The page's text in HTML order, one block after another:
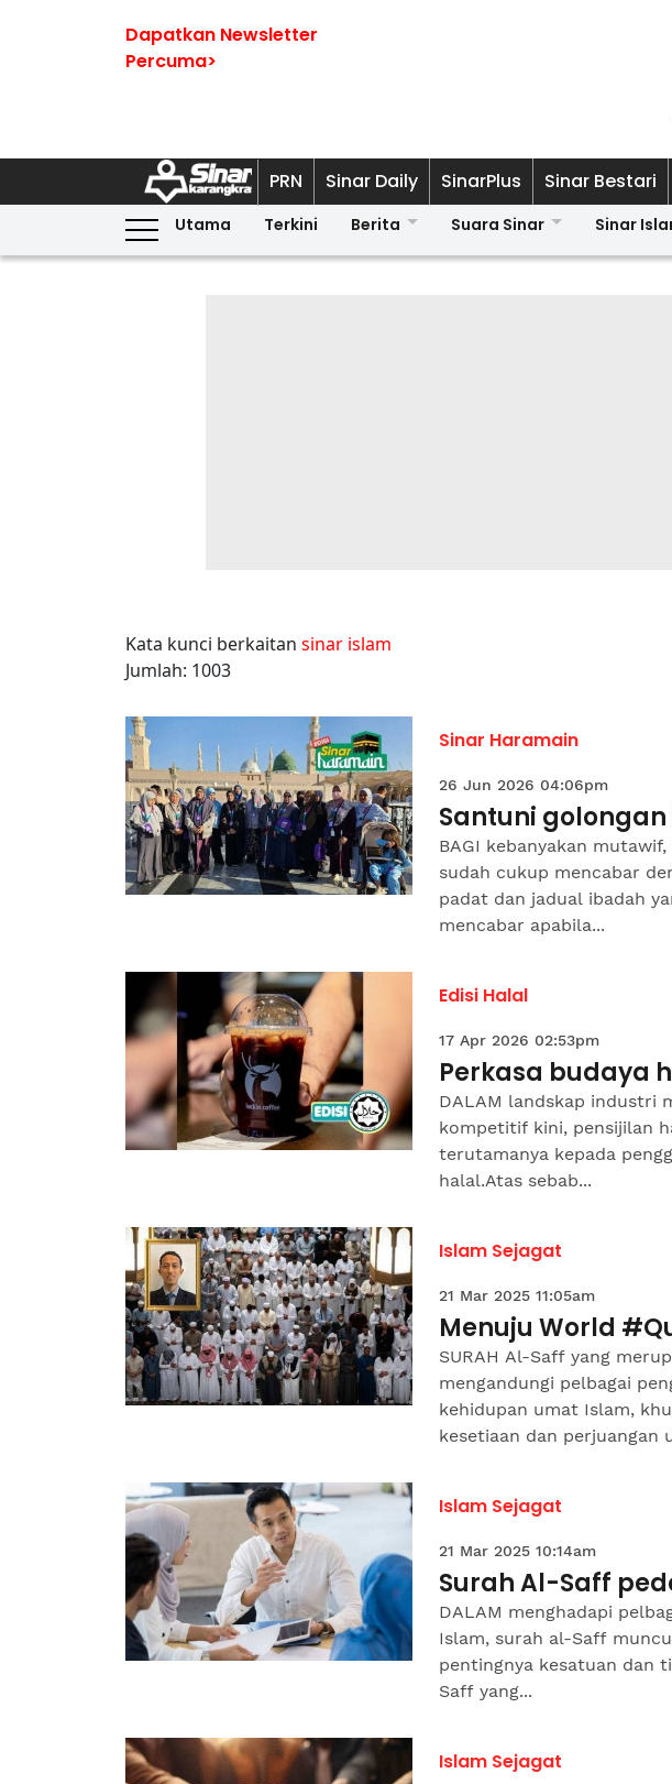
Dapatkan Newsletter
Percuma>
PRN Sinar Daily SinarPlus Sinar Bestari
Utama Terkini Berita Suara Sinar Sinar
Kata kunci berkaitan sinar islam
Jumlah: 1003
Sinar Haramain
26 Jun 2026 04:06pm
Santuni
BAGI kebanyakan
sudah cukup mencabar
padat dan jadual ibadah
mencabar apabila...
Edisi Halal
17 Apr 2026 02:53pm
Perkasa budaya
DALAM landskap industri
kompetitif kini, pensijilan
terutamanya kepada
halal.Atas sebab...
Islam Sejagat
21 Mar 2025 11:05am
Menuju World
SURAH Al-Saff yang
mengandungi pelbagai
kehidupan umat Islam,
kesetiaan dan perjuangan
Islam Sejagat
21 Mar 2025 10:14am
Surah Al-Saff
DALAM menghadapi
Islam, surah al-Saff
pentingnya kesatuan dan
Saff yang...
Islam Sejagat